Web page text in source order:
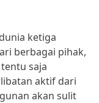
ketiga
berbagai pihak,
saja
aktif dari
akan sulit